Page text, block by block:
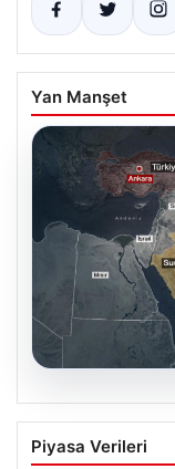
Yan Manşet
07.08.2026
Mekke
anlama
Piyasa Verileri